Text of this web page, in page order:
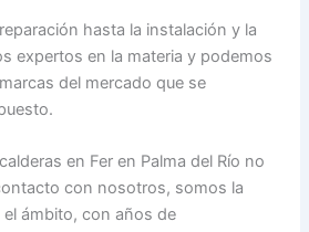
hasta la instalación y la
expertos en la materia y podemos
del mercado que se
en Fer en Palma del Río no
con nosotros, somos la
ámbito, con años de